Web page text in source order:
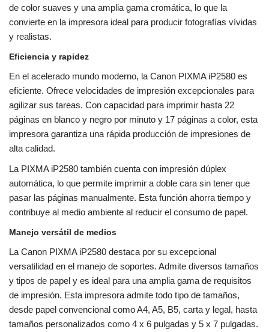
de color suaves y una amplia gama cromática, lo que la
convierte en la impresora ideal para producir fotografías vívidas
y realistas.
Eficiencia y rapidez
En el acelerado mundo moderno, la Canon PIXMA iP2580 es
eficiente. Ofrece velocidades de impresión excepcionales para
agilizar sus tareas. Con capacidad para imprimir hasta 22
páginas en blanco y negro por minuto y 17 páginas a color, esta
impresora garantiza una rápida producción de impresiones de
alta calidad.
La PIXMA iP2580 también cuenta con impresión dúplex
automática, lo que permite imprimir a doble cara sin tener que
pasar las páginas manualmente. Esta función ahorra tiempo y
contribuye al medio ambiente al reducir el consumo de papel.
Manejo versátil de medios
La Canon PIXMA iP2580 destaca por su excepcional
versatilidad en el manejo de soportes. Admite diversos tamaños
y tipos de papel y es ideal para una amplia gama de requisitos
de impresión. Esta impresora admite todo tipo de tamaños,
desde papel convencional como A4, A5, B5, carta y legal, hasta
tamaños personalizados como 4 x 6 pulgadas y 5 x 7 pulgadas.